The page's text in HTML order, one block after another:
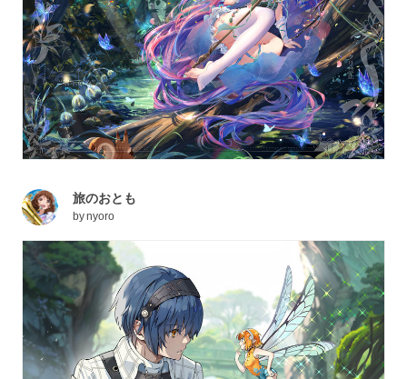
旅のおとも
bynyoro